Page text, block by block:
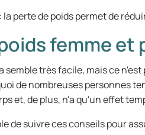
la perte de poids permet de
femme
semble très facile, mais ce
de nombreuses personnes
et, de plus, n'a qu'un effet
de suivre ces conseils pour